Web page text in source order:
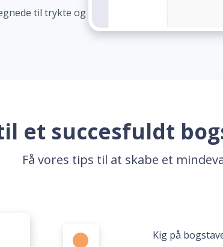
til trykte og
et succesfuldt
Få vores tips til at skabe et
Kig på